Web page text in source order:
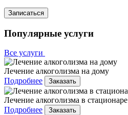
Записаться
Популярные услуги
Все услуги
Лечение алкоголизма на дому
Подробнее
Заказать
Лечение алкоголизма в стационаре
Подробнее
Заказать